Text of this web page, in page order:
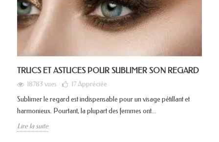
TRUCS ET ASTUCES POUR SUBLIMER SON REGARD
18783 vues 17Appréciée
Sublimer le regard est indispensable pour un visage pétillant et
harmonieux. Pourtant, la plupart des femmes ont...
Lire la suite